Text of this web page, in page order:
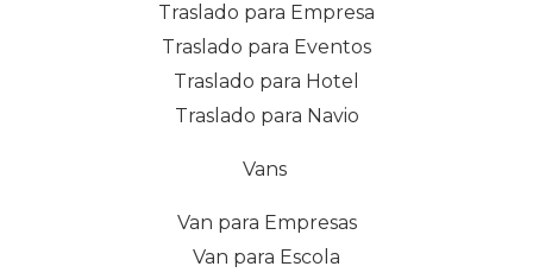
Traslado para Empresa
Traslado para Eventos
Traslado para Hotel
Traslado para Navio
Vans
Van para Empresas
Van para Escola